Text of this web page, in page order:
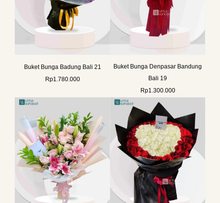
Buket Bunga Badung Bali 21
Rp1.780.000
Buket Bunga Denpasar Bandung
Bali 19
Rp1.300.000